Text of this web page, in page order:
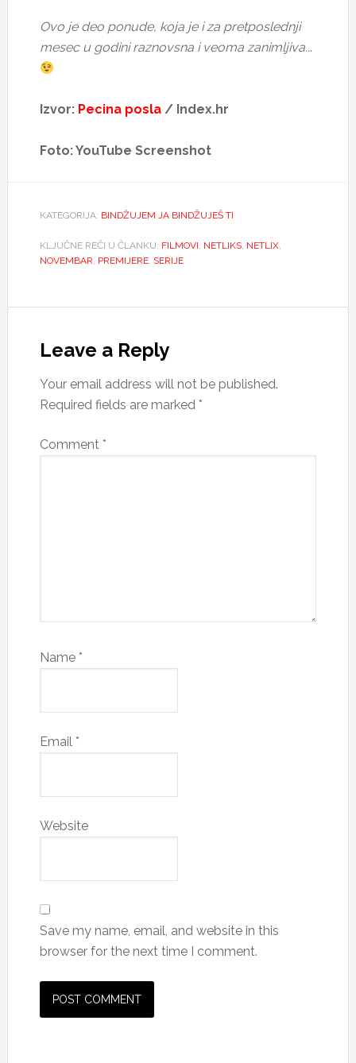
Ovo je deo ponude, koja je i za pretposlednji
mesec u godini raznovsna i veoma zanimljiva...
Izvor: Pecina posla/ Index.hr
Foto: YouTube Screenshot
KATEGORIJA: BINDŽUJEM JA BINDŽUJEŠ TI
KLJUČNE REČI U ČLANKU: FILMOVI, NETLIKS, NETLIX,
NOVEMBAR, PREMIJERE, SERIJE
Interactions
Leave a Reply
Your email address will not be published.
Required fields are marked *
Comment *
Name *
Email *
Website
Save my name, email, and website in this
browser for the next time I comment.